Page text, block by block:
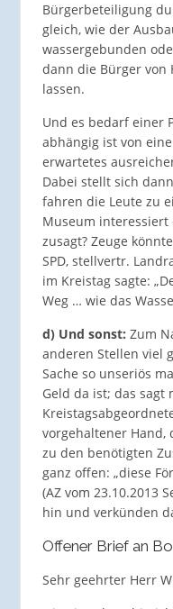
Bürgerbeteiligung
gleich, wie der
wassergebunden
dann die Bürger von
lassen.
Und es bedarf einer
abhängig ist von
erwartetes
Dabei stellt sich
fahren die Leute zu
Museum
zusagt? Zeuge
SPD, stellvertr.
im Kreistag sagte:
Weg … wie das
d) Und sonst: Zum
anderen Stellen viel
Sache so unseriös
Geld da ist; das
vorgehaltener Hand,
zu den benötigten
ganz offen: „diese
(AZ vom 23.10.2013
hin und verkünden
Offener Brief an
Sehr geehrter Herr